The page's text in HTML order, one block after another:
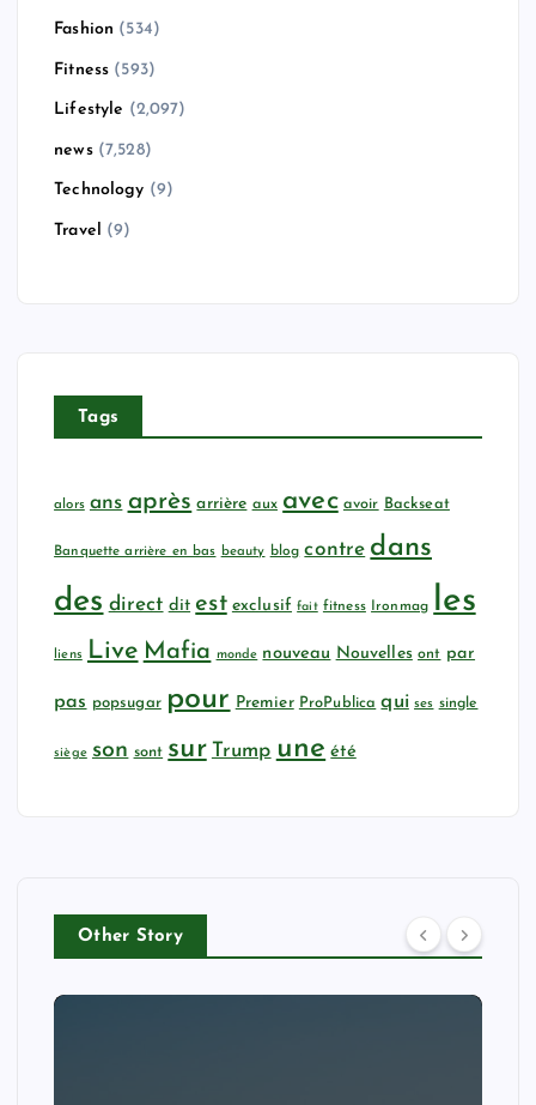
Fashion (534)
Fitness (593)
Lifestyle (2,097)
news(7,528)
Technology (9)
Travel (9)
Tags
alors ans après arrière aux avec avoir Backseat
Banquette arrière en bas beauty blog contre dans
des direct dit est exclusif fait fitness Ironmag les
liens Live Mafia monde nouveau Nouvelles ont par
pas popsugar pour Premier ProPublica qui ses single
siège son sont sur Trump une été
Other Story